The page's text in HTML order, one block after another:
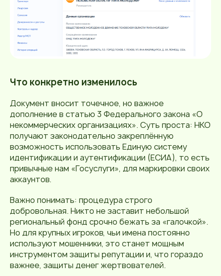
Что конкретно изменилось
Документ вносит точечное, но важное
дополнение в статью 3 Федерального закона «О
некоммерческих организациях». Суть проста: НКО
получают законодательно закреплённую
возможность использовать Единую систему
идентификации и аутентификации (ЕСИА), то есть
привычные нам «Госуслуги», для маркировки своих
аккаунтов.
Важно понимать: процедура строго
добровольная. Никто не заставит небольшой
региональный фонд срочно бежать за «галочкой».
Но для крупных игроков, чьи имена постоянно
используют мошенники, это станет мощным
инструментом защиты репутации и, что гораздо
важнее, защиты денег жертвователей.